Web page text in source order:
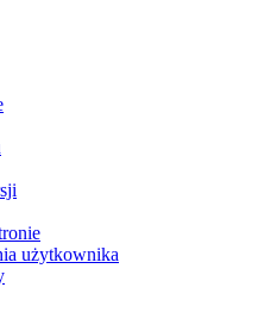
użytkownika